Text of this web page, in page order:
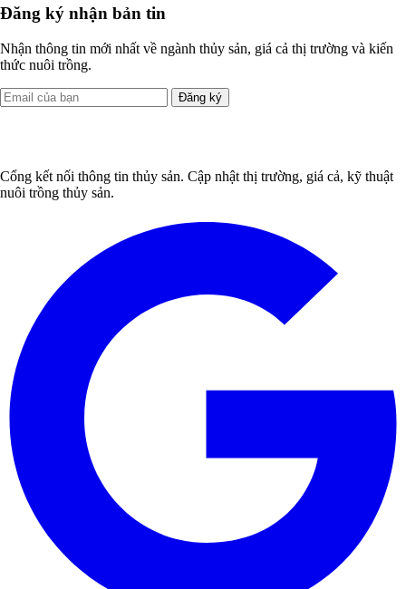
Đăng ký nhận bản tin
Nhận thông tin mới nhất về ngành thủy sản, giá cả thị trường và kiến
thức nuôi trồng.
Đăng ký
Cổng kết nối thông tin thủy sản. Cập nhật thị trường, giá cả, kỹ thuật
nuôi trồng thủy sản.